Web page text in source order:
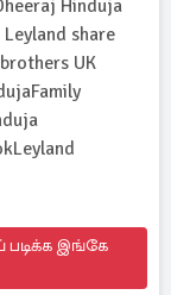
Hinduja
share
UK
படிக்க இங்கே